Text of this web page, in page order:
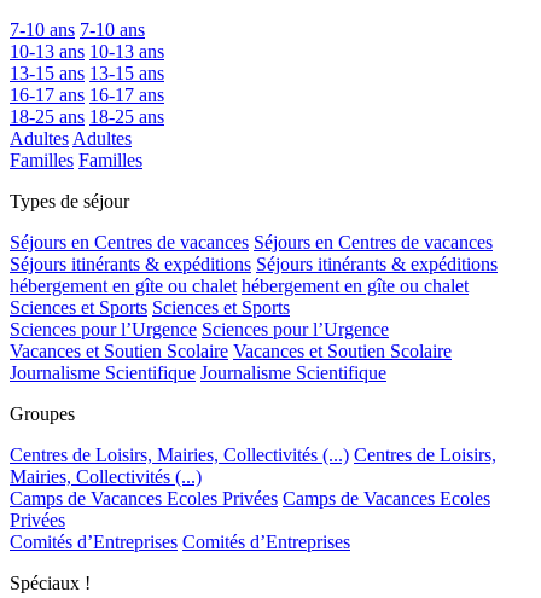
7-10 ans 7-10 ans
10-13 ans 10-13 ans
13-15 ans 13-15 ans
16-17 ans 16-17 ans
18-25 ans 18-25 ans
Adultes Adultes
Familles Familles
Types de séjour
Séjours en Centres de vacances Séjours en Centres de vacances
Séjours itinérants & expéditions Séjours itinérants & expéditions
hébergement en gîte ou chalet hébergement en gîte ou chalet
Sciences et Sports Sciences et Sports
Sciences pour l’Urgence Sciences pour l’Urgence
Vacances et Soutien Scolaire Vacances et Soutien Scolaire
Journalisme Scientifique Journalisme Scientifique
Groupes
Centres de Loisirs, Mairies, Collectivités (...) Centres de Loisirs,
Mairies, Collectivités (...)
Camps de Vacances Ecoles Privées Camps de Vacances Ecoles
Privées
Comités d’Entreprises Comités d’Entreprises
Spéciaux !